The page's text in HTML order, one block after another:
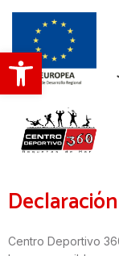
Abrir barra de
Centro Deportivo